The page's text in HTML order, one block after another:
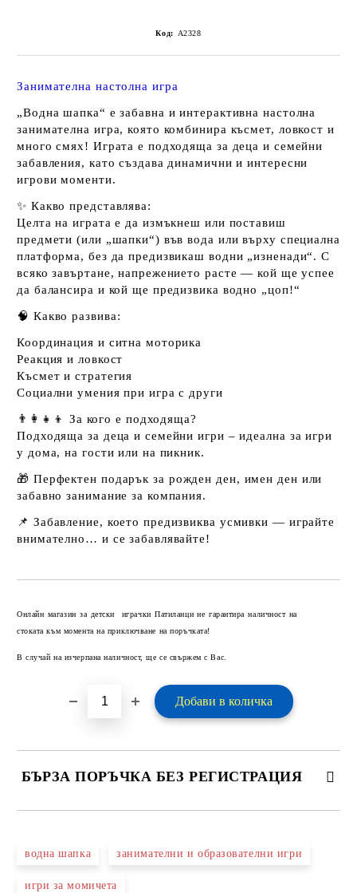
Код: A2328
Занимателна настолна игра
„Водна шапка“ е забавна и интерактивна настолна
занимателна игра, която комбинира късмет, ловкост и
много смях! Играта е подходяща за деца и семейни
забавления, като създава динамични и интересни
игрови моменти.
✨ Какво представлява:
Целта на играта е да измъкнеш или поставиш
предмети (или „шапки“) във вода или върху специална
платформа, без да предизвикаш водни „изненади“. С
всяко завъртане, напрежението расте — кой ще успее
да балансира и кой ще предизвика водно „цоп!“
🧠 Какво развива:
Координация и ситна моторика
Реакция и ловкост
Късмет и стратегия
Социални умения при игра с други
👨‍👩‍👧‍👦 За кого е подходяща?
Подходяща за деца и семейни игри – идеална за игри
у дома, на гости или на пикник.
🎁 Перфектен подарък за рожден ден, имен ден или
забавно занимание за компания.
📌 Забавление, което предизвиква усмивки — играйте
внимателно… и се забавлявайте!
Онлайн магазин за детски играчки Патиланци не гарантира наличност на
стоката към момента на приключване на поръчката!
В случай на изчерпана наличност, ще се свържем с Вас.
БЪРЗА ПОРЪЧКА БЕЗ РЕГИСТРАЦИЯ
водна шапка занимателни и образователни игри
игри за момичета